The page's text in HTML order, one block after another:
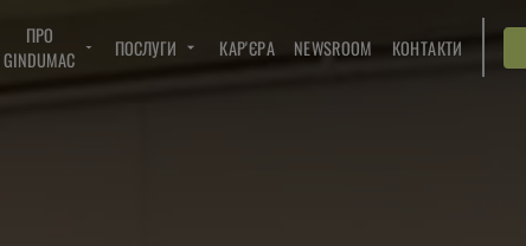
ПРО
GINDUMAC
ПОСЛУГИ КАР'ЄРА NEWSROOM КОНТАКТИ